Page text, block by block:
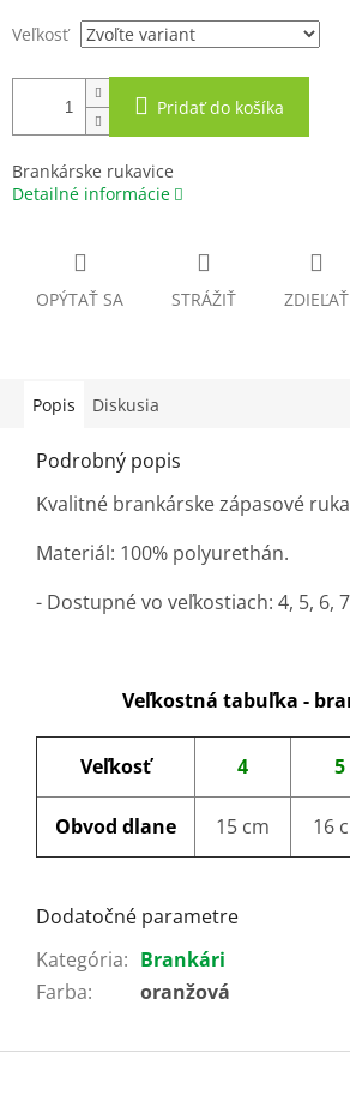
Veľkosť
Pridať do košíka
Brankárske rukavice
Detailné informácie
OPÝTAŤ SA STRÁŽIŤ ZDIEĽAŤ
Popis Diskusia
Podrobný popis
Kvalitné brankárske zápasové
Materiál: 100% polyurethán.
- Dostupné vo veľkostiach: 4, 5, 6,
Veľkostná tabuľka -
Veľkosť 4 5
Obvod dlane 15 cm 16
Dodatočné parametre
Kategória: Brankári
Farba: oranžová
Z